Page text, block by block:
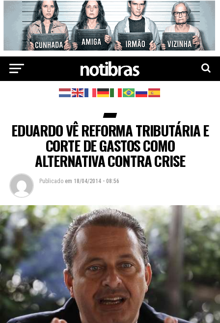
EDUARDO VÊ REFORMA TRIBUTÁRIA E
CORTE DE GASTOS COMO
ALTERNATIVA CONTRA CRISE
Publicado em 18/04/2014 - 08:56